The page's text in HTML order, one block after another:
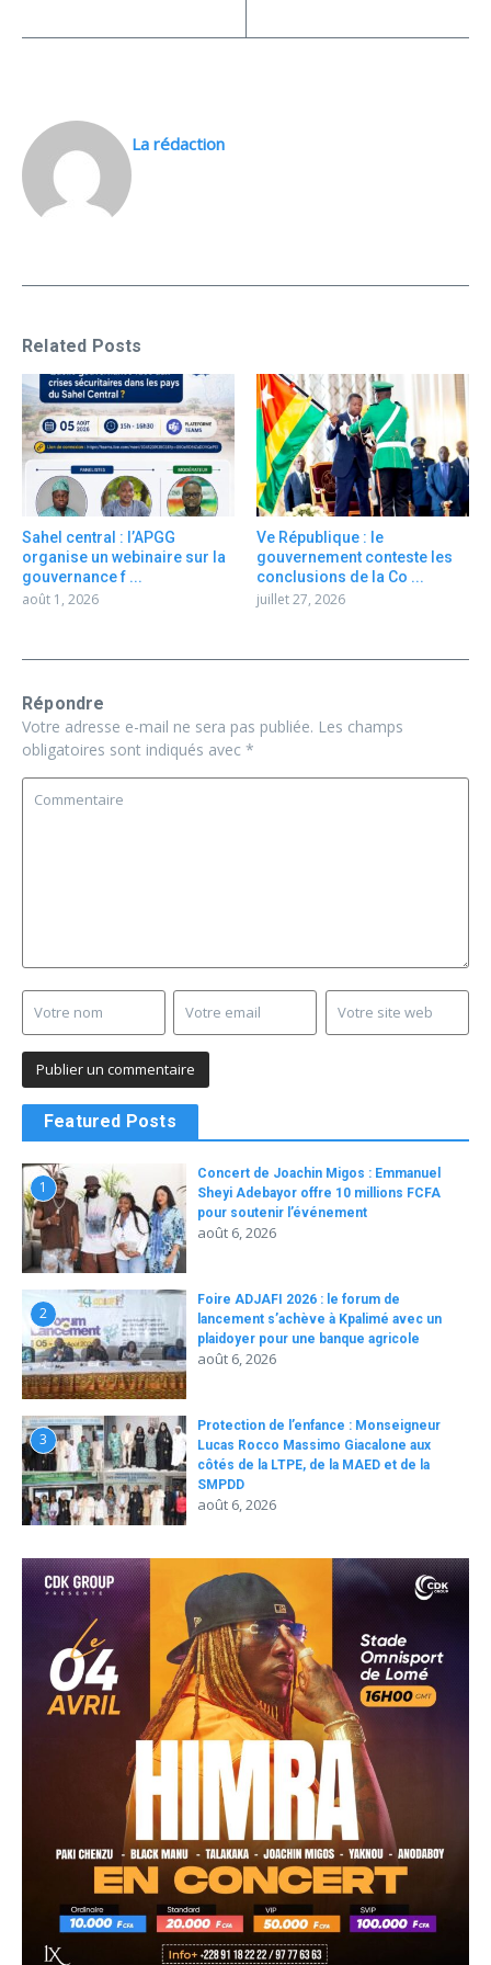
La rédaction
Related Posts
Sahel central : l’APGG
organise un webinaire sur la
gouvernance f ...
août 1, 2026
Ve République : le
gouvernement conteste les
conclusions de la Co ...
juillet 27, 2026
Répondre
Votre adresse e-mail ne sera pas publiée. Les champs
obligatoires sont indiqués avec *
Featured Posts
1
Concert de Joachin Migos : Emmanuel
Sheyi Adebayor offre 10 millions FCFA
pour soutenir l’événement
août 6, 2026
2
Foire ADJAFI 2026 : le forum de
lancement s’achève à Kpalimé avec un
plaidoyer pour une banque agricole
août 6, 2026
3
Protection de l’enfance : Monseigneur
Lucas Rocco Massimo Giacalone aux
côtés de la LTPE, de la MAED et de la
SMPDD
août 6, 2026